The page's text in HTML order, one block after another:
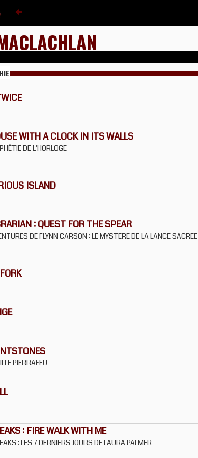
WITH A CLOCK IN ITS WALLS
DE L'HORLOGE
ISLAND
: QUEST FOR THE SPEAR
DE FLYNN CARSON : LE MYSTERE DE LA LANCE SACREE
PIERRAFEU
: FIRE WALK WITH ME
: LES 7 DERNIERS JOURS DE LAURA PALMER